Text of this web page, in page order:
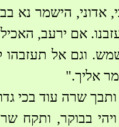
אדוני, הישמר נא
אם ירעב,
וגם אל תעזבהו
אליך."
ותבך שרה עוד בכי
ויהי בבוקר, ותקח